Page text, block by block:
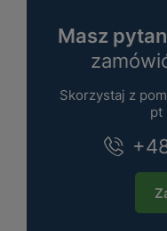
Masz
Skorzystaj z
pt